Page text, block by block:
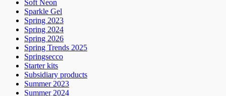
Soft Neon
Sparkle Gel
Spring 2023
Spring 2024
Spring 2026
Spring Trends 2025
Springsecco
Starter kits
Subsidiary products
Summer 2023
Summer 2024